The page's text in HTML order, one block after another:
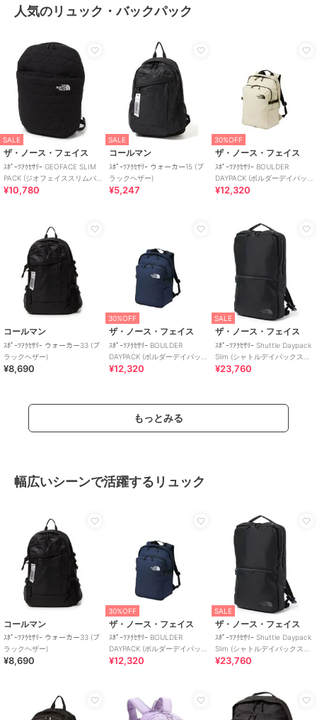
人気のリュック・バックパック
SALE
ザ・ノース・フェイス
ｽﾎﾟｰﾂｱｸｾｻﾘｰ GEOFACE SLIM
PACK (ジオフェイススリムパ
ック)
¥10,780
SALE
コールマン
ｽﾎﾟｰﾂｱｸｾｻﾘｰ ウォーカー15 (ブ
ラックヘザー)
¥5,247
30%OFF
ザ・ノース・フェイス
ｽﾎﾟｰﾂｱｸｾｻﾘｰ BOULDER
DAYPACK (ボルダーデイパッ
ク)
¥12,320
コールマン
ｽﾎﾟｰﾂｱｸｾｻﾘｰ ウォーカー33 (ブ
ラックヘザー)
¥8,690
30%OFF
ザ・ノース・フェイス
ｽﾎﾟｰﾂｱｸｾｻﾘｰ BOULDER
DAYPACK (ボルダーデイパッ
ク)
¥12,320
SALE
ザ・ノース・フェイス
ｽﾎﾟｰﾂｱｸｾｻﾘｰ Shuttle Daypack
Slim (シャトルデイパックスリ
ム)
¥23,760
もっとみる
幅広いシーンで活躍するリュック
コールマン
ｽﾎﾟｰﾂｱｸｾｻﾘｰ ウォーカー33 (ブ
ラックヘザー)
¥8,690
30%OFF
ザ・ノース・フェイス
ｽﾎﾟｰﾂｱｸｾｻﾘｰ BOULDER
DAYPACK (ボルダーデイパッ
ク)
¥12,320
SALE
ザ・ノース・フェイス
ｽﾎﾟｰﾂｱｸｾｻﾘｰ Shuttle Daypack
Slim (シャトルデイパックスリ
ム)
¥23,760